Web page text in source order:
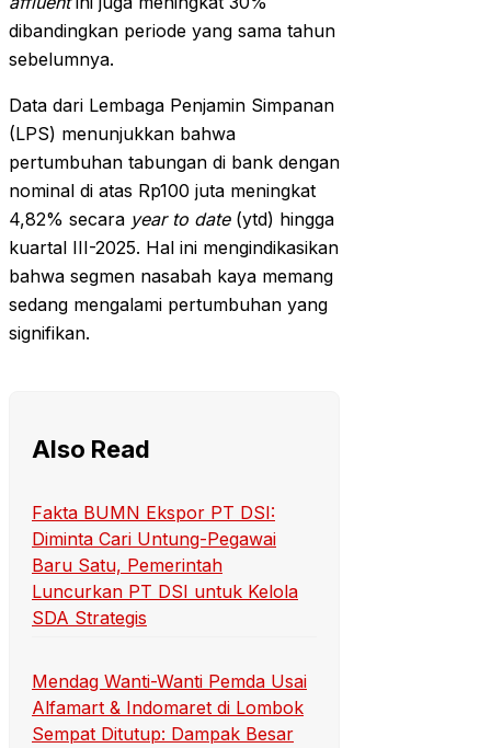
dibandingkan periode yang sama tahun
sebelumnya.
Data dari Lembaga Penjamin Simpanan
(LPS) menunjukkan bahwa
pertumbuhan tabungan di bank dengan
nominal di atas Rp100 juta meningkat
4,82% secara year to date(ytd) hingga
kuartal III-2025. Hal ini mengindikasikan
bahwa segmen nasabah kaya memang
sedang mengalami pertumbuhan yang
signifikan.
Also Read
Fakta BUMN Ekspor PT DSI:
Diminta Cari Untung-Pegawai
Baru Satu, Pemerintah
Luncurkan PT DSI untuk Kelola
SDA Strategis
Mendag Wanti-Wanti Pemda Usai
Alfamart & Indomaret di Lombok
Sempat Ditutup: Dampak Besar